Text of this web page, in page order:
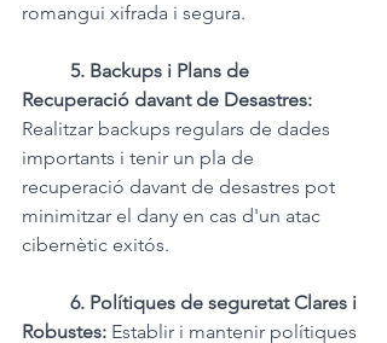
romangui xifrada i segura.
5. Backups i Plans de
Recuperació davant de Desastres:
Realitzar backups regulars de dades
importants i tenir un pla de
recuperació davant de desastres pot
minimitzar el dany en cas d'un atac
cibernètic exitós.
6. Polítiques de seguretat Clares i
Robustes: Establir i mantenir polítiques